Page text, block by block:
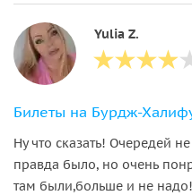
Yulia Z.
Билеты на Бурдж-
Ну что сказать! Очередей
правда было, но очень
там были,больше и не